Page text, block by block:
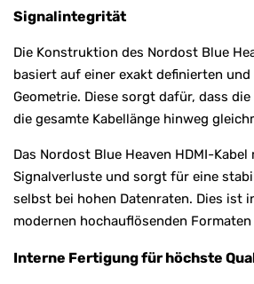
Signalintegrität
Die Konstruktion des Nordost Blue
basiert auf einer exakt definierten
Geometrie. Diese sorgt dafür, dass
die gesamte Kabellänge hinweg
Das Nordost Blue Heaven HDMI-
Signalverluste und sorgt für eine
selbst bei hohen Datenraten. Dies ist
modernen hochauflösenden
Interne Fertigung für höchste